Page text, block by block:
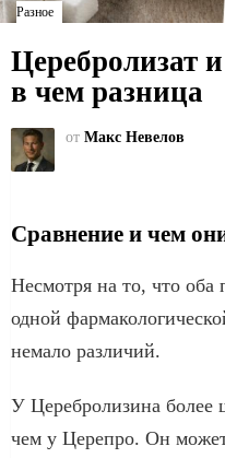
Разное
Церебролизат
в чем разница
от Макс Невелов
Сравнение и чем
Несмотря на то, что оба
одной
немало различий.
У Церебролизина более
чем у Церепро. Он